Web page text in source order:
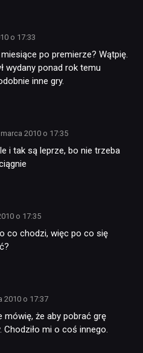
o 17:33
po premierze? Wątpię.
wydany ponad rok temu
inne gry.
marca 2010 o 17:35
i tak są leprze, bo nie trzeba
o 17:35
co chodzi, więc po co się
2010 o 17:37
mówię, że aby pobrać grę
Chodziło mi o coś innego.